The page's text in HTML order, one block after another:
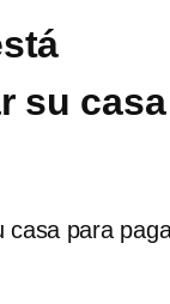
su casa
casa para